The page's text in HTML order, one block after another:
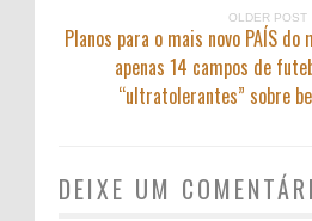
OLDER POST
Planos para o mais novo PAÍS
apenas 14 campos de
“ultratolerantes” sobre
DEIXE UM